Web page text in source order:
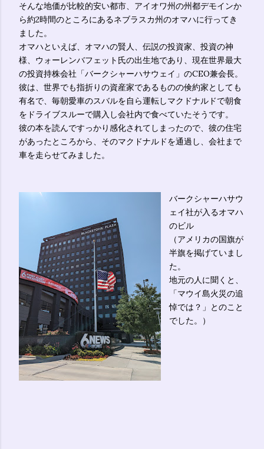
そんな地価が比較的安い都市、アイオワ州の州都デモインか
ら約2時間のところにあるネブラスカ州のオマハに行ってき
ました。
オマハといえば、オマハの賢人、伝説の投資家、投資の神
様、ウォーレンバフェット氏の出生地であり、現在世界最大
の投資持株会社「バークシャーハサウェイ」のCEO兼会長。
彼は、世界でも指折りの資産家であるものの倹約家としても
有名で、毎朝愛車のスバルを自ら運転しマクドナルドで朝食
をドライブスルーで購入し会社内で食べていたそうです。
彼の本を読んですっかり感化されてしまったので、彼の住宅
があったところから、そのマクドナルドを通過し、会社まで
車を走らせてみました。
バークシャーハサウ
ェイ社が入るオマハ
のビル
（アメリカの国旗が
半旗を掲げていまし
た。
地元の人に聞くと、
「マウイ島火災の追
悼では？」とのこと
でした。）